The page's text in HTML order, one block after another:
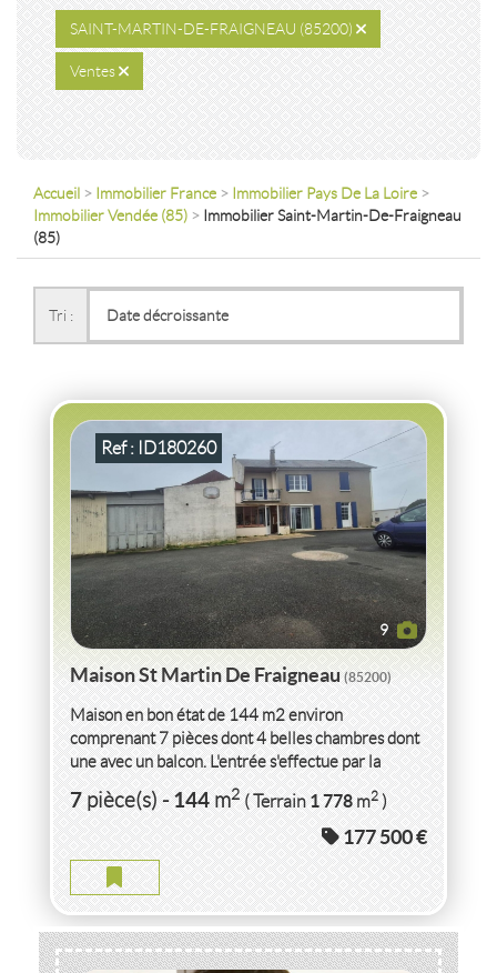
SAINT-MARTIN-DE-FRAIGNEAU (85200)
Ventes
Accueil > Immobilier France > Immobilier Pays De La Loire >
Immobilier Vendée (85) > Immobilier Saint-Martin-De-Fraigneau
(85)
Tri :
9
Ref : ID180260
VENTEMAISON ST MARTIN DE FRAIGNEAU
Maison St Martin De Fraigneau(85200)
Maison en bon état de 144 m2 environ
comprenant 7 pièces dont 4 belles chambres dont
une avec un balcon. L'entrée s'effectue par la
véranda - cuisine équipée...
7pièce(s)-144m2 ( Terrain1 778m2)
177 500 €